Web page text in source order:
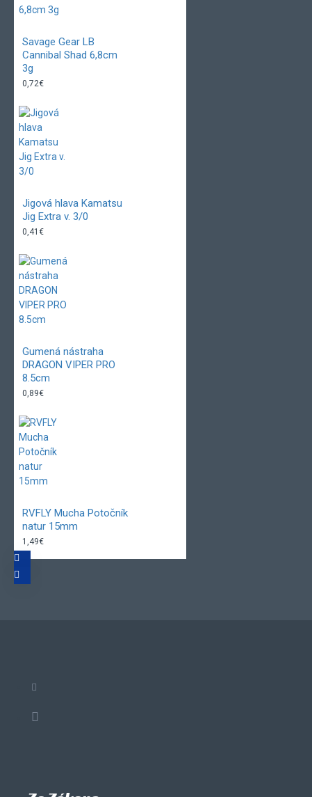
Savage Gear LB
Cannibal Shad 6,8cm
3g
0,72€
Jigová hlava Kamatsu
Jig Extra v. 3/0
0,41€
Gumená nástraha
DRAGON VIPER PRO
8.5cm
0,89€
RVFLY Mucha Potočník
natur 15mm
1,49€